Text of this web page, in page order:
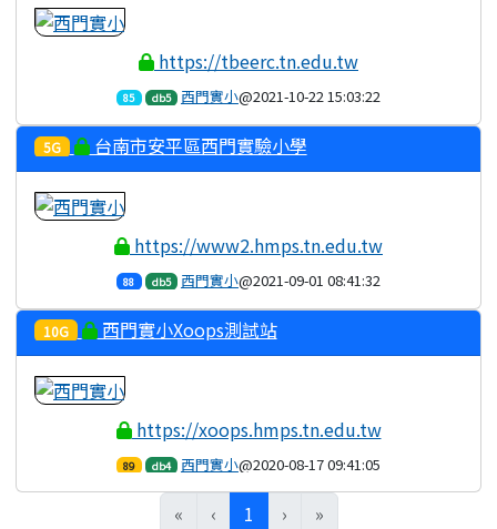
https://tbeerc.tn.edu.tw
85 db5 西門實小@2021-10-22 15:03:22
5G 台南市安平區西門實驗小學
https://www2.hmps.tn.edu.tw
88 db5 西門實小@2021-09-01 08:41:32
10G 西門實小Xoops測試站
https://xoops.hmps.tn.edu.tw
89 db4 西門實小@2020-08-17 09:41:05
« ‹ 1 (目前頁次)
› »